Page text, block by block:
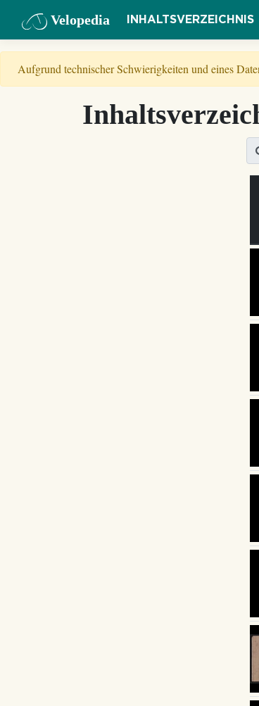
Velopedia INHALTSVERZEICHNIS
Aufgrund technischer Schwierigkeiten und eines